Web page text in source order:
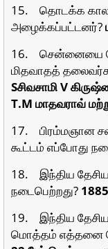
15. தொடக்க கால
அழைக்கப்பட்டனர்?
16. சென்னையை
மிதவாதத்
Sசிவசாமி V
T.M மாதவராவ்
17. பிரம்மஞான
கூட்டம் எப்போது
18. இந்திய தேசிய
நடைபெற்றது?
19. இந்திய தேசிய
மொத்தம் எத்தனை